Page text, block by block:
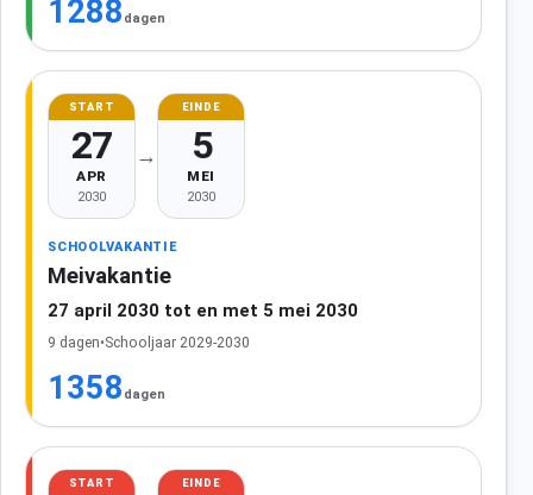
1288 dagen
START
27
APR
2030
→
EINDE
5
MEI
2030
SCHOOLVAKANTIE
Meivakantie
27 april 2030 tot en met 5 mei 2030
9 dagen•Schooljaar 2029-2030
1358 dagen
START EINDE